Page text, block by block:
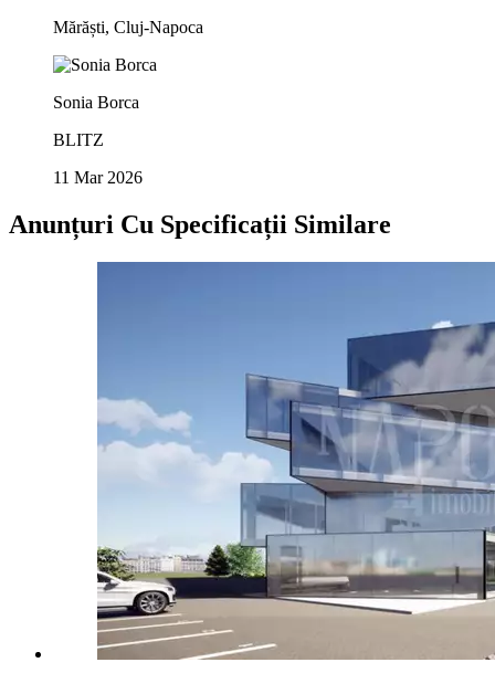
Mărăști, Cluj-Napoca
Sonia Borca
BLITZ
11 Mar 2026
Anunțuri Cu Specificații Similare